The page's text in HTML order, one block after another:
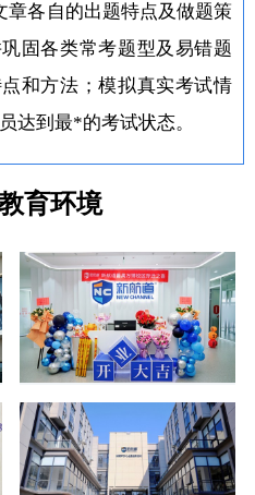
章各自的出题特点及做题策
固各类常考题型及易错题
和方法；模拟真实考试情
达到最*的考试状态。
育环境